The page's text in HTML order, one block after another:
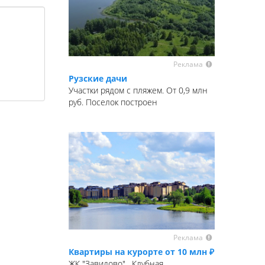
Реклама
Рузские дачи
Участки рядом с пляжем. От 0,9 млн
руб. Поселок построен
Реклама
Квартиры на курорте от 10 млн ₽